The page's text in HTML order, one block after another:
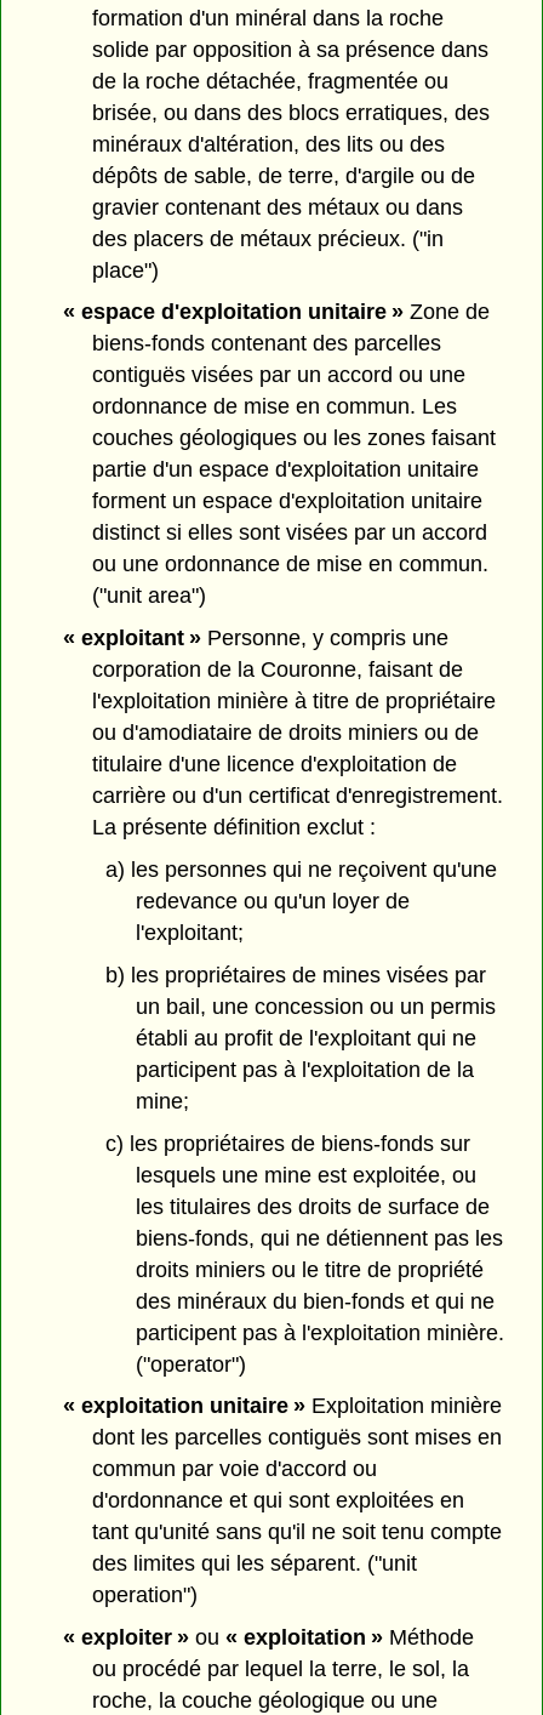
formation d'un minéral dans la roche
solide par opposition à sa présence dans
de la roche détachée, fragmentée ou
brisée, ou dans des blocs erratiques, des
minéraux d'altération, des lits ou des
dépôts de sable, de terre, d'argile ou de
gravier contenant des métaux ou dans
des placers de métaux précieux. ("in
place")
« espace d'exploitation unitaire »Zone de
biens-fonds contenant des parcelles
contiguës visées par un accord ou une
ordonnance de mise en commun. Les
couches géologiques ou les zones faisant
partie d'un espace d'exploitation unitaire
forment un espace d'exploitation unitaire
distinct si elles sont visées par un accord
ou une ordonnance de mise en commun.
("unit area")
« exploitant »Personne, y compris une
corporation de la Couronne, faisant de
l'exploitation minière à titre de propriétaire
ou d'amodiataire de droits miniers ou de
titulaire d'une licence d'exploitation de
carrière ou d'un certificat d'enregistrement.
La présente définition exclut :
a) les personnes qui ne reçoivent qu'une
redevance ou qu'un loyer de
l'exploitant;
b) les propriétaires de mines visées par
un bail, une concession ou un permis
établi au profit de l'exploitant qui ne
participent pas à l'exploitation de la
mine;
c) les propriétaires de biens-fonds sur
lesquels une mine est exploitée, ou
les titulaires des droits de surface de
biens-fonds, qui ne détiennent pas les
droits miniers ou le titre de propriété
des minéraux du bien-fonds et qui ne
participent pas à l'exploitation minière.
("operator")
« exploitation unitaire »Exploitation minière
dont les parcelles contiguës sont mises en
commun par voie d'accord ou
d'ordonnance et qui sont exploitées en
tant qu'unité sans qu'il ne soit tenu compte
des limites qui les séparent. ("unit
operation")
« exploiter »ou « exploitation »Méthode
ou procédé par lequel la terre, le sol, la
roche, la couche géologique ou une